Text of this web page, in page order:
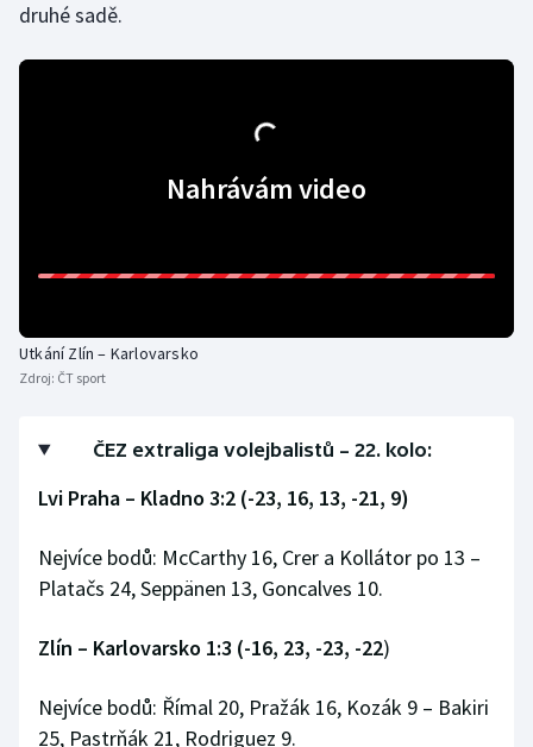
Lezení
Plavání
Rychlostní kanoistika
Short track
Sportovní střelba
druhé sadě.
Nahrávám video
Utkání Zlín – Karlovarsko
Zdroj: ČT sport
ČEZ extraliga volejbalistů – 22. kolo:
Lvi Praha – Kladno 3:2 (-23, 16, 13, -21, 9)
Nejvíce bodů: McCarthy 16, Crer a Kollátor po 13 –
Platačs 24, Seppänen 13, Goncalves 10.
Zlín – Karlovarsko 1:3 (-16, 23, -23, -22)
Nejvíce bodů: Římal 20, Pražák 16, Kozák 9 – Bakiri
25, Pastrňák 21, Rodriguez 9.